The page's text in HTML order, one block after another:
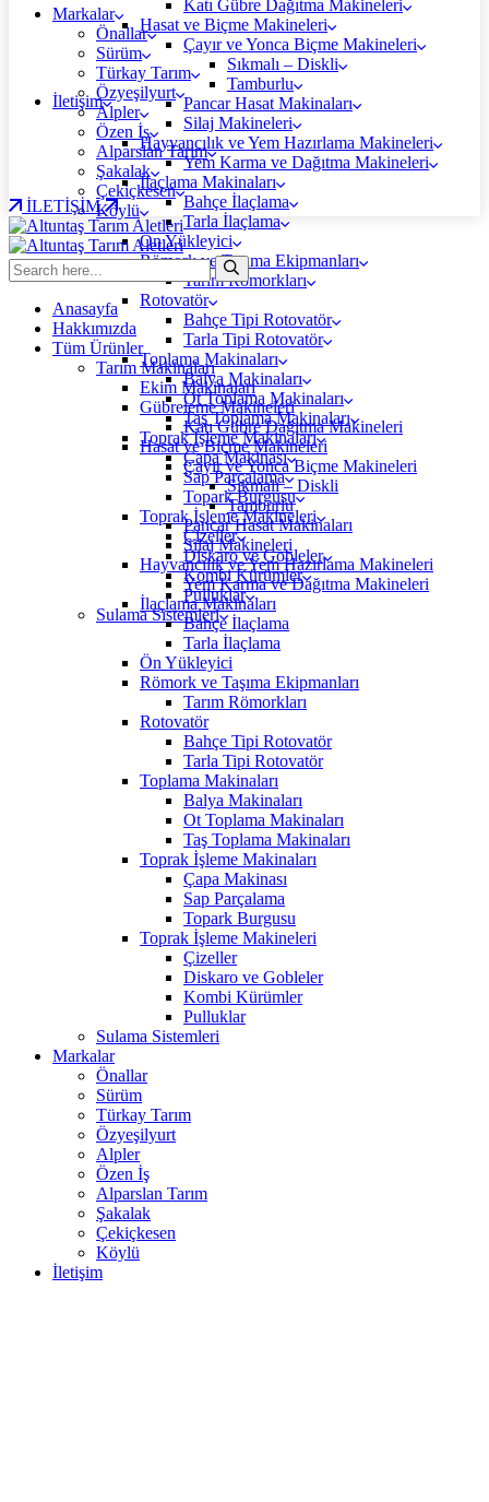
Katı Gübre Dağıtma Makineleri
Hasat ve Biçme Makineleri
Çayır ve Yonca Biçme Makineleri
Sıkmalı – Diskli
Tamburlu
Pancar Hasat Makinaları
Silaj Makineleri
Hayvancılık ve Yem Hazırlama Makineleri
Yem Karma ve Dağıtma Makineleri
İlaçlama Makinaları
Bahçe İlaçlama
Tarla İlaçlama
Ön Yükleyici
Römork ve Taşıma Ekipmanları
Tarım Römorkları
Rotovatör
Bahçe Tipi Rotovatör
Tarla Tipi Rotovatör
Toplama Makinaları
Balya Makinaları
Ot Toplama Makinaları
Taş Toplama Makinaları
Toprak İşleme Makinaları
Çapa Makinası
Sap Parçalama
Topark Burgusu
Toprak İşleme Makineleri
Çizeller
Diskaro ve Gobleler
Kombi Kürümler
Pulluklar
Sulama Sistemleri
Markalar
Önallar
Sürüm
Türkay Tarım
Özyeşilyurt
Alpler
Özen İş
Alparslan Tarım
Şakalak
Çekiçkesen
Köylü
İletişim
İLETİŞİM
Anasayfa
Hakkımızda
Tüm Ürünler
Tarım Makinaları
Ekim Makinaları
Gübreleme Makineleri
Katı Gübre Dağıtma Makineleri
Hasat ve Biçme Makineleri
Çayır ve Yonca Biçme Makineleri
Sıkmalı – Diskli
Tamburlu
Pancar Hasat Makinaları
Silaj Makineleri
Hayvancılık ve Yem Hazırlama Makineleri
Yem Karma ve Dağıtma Makineleri
İlaçlama Makinaları
Bahçe İlaçlama
Tarla İlaçlama
Ön Yükleyici
Römork ve Taşıma Ekipmanları
Tarım Römorkları
Rotovatör
Bahçe Tipi Rotovatör
Tarla Tipi Rotovatör
Toplama Makinaları
Balya Makinaları
Ot Toplama Makinaları
Taş Toplama Makinaları
Toprak İşleme Makinaları
Çapa Makinası
Sap Parçalama
Topark Burgusu
Toprak İşleme Makineleri
Çizeller
Diskaro ve Gobleler
Kombi Kürümler
Pulluklar
Sulama Sistemleri
Markalar
Önallar
Sürüm
Türkay Tarım
Özyeşilyurt
Alpler
Özen İş
Alparslan Tarım
Şakalak
Çekiçkesen
Köylü
İletişim